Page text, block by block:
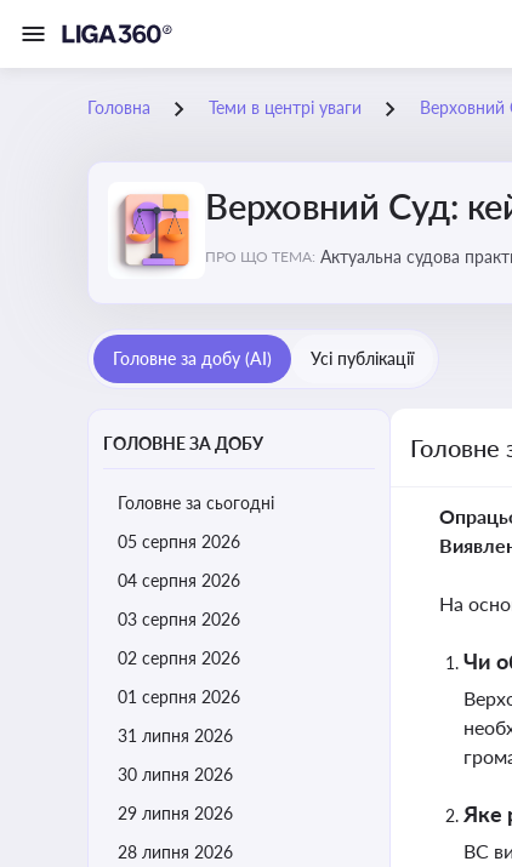
Головна Теми в центрі уваги Верховний
Верховний Суд:
ПРО ЩО ТЕМА: Актуальна судова
Головне за добу (AI) Усі публікації
ГОЛОВНЕ ЗА ДОБУ
Головне за сьогодні
05 серпня 2026
04 серпня 2026
03 серпня 2026
02 серпня 2026
01 серпня 2026
31 липня 2026
30 липня 2026
29 липня 2026
28 липня 2026
Головне
На
Чи
Яке
ВС